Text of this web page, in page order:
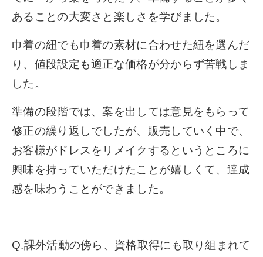
あることの大変さと楽しさを学びました。
巾着の紐でも巾着の素材に合わせた紐を選んだ
り、値段設定も適正な価格が分からず苦戦しま
した。
準備の段階では、案を出しては意見をもらって
修正の繰り返しでしたが、販売していく中で、
お客様がドレスをリメイクするというところに
興味を持っていただけたことが嬉しくて、達成
感を味わうことができました。
Q.課外活動の傍ら、資格取得にも取り組まれて